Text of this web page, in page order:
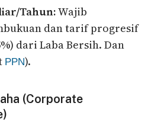
Tahun:Wajib
dan tarif progresif
dari Laba Bersih. Dan
PPN).
(Corporate